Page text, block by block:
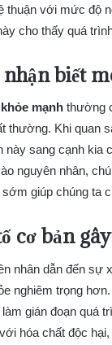
thuận với mức độ
cho thấy quá
biết
mạnh thường
thường. Khi quan
này sang cạnh kia
nguyên nhân,
giúp chúng ta
cơ bản
nhân dẫn đến sự
nghiêm trọng
gián đoạn quá
hóa chất độc